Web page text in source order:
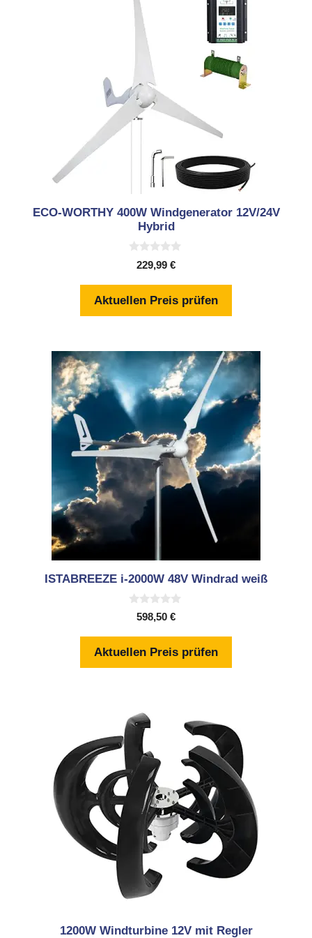
ECO-WORTHY 400W Windgenerator 12V/24V
Hybrid
5
229,99 €
Aktuellen Preis prüfen
ISTABREEZE i-2000W 48V Windrad weiß
5
598,50 €
Aktuellen Preis prüfen
1200W Windturbine 12V mit Regler